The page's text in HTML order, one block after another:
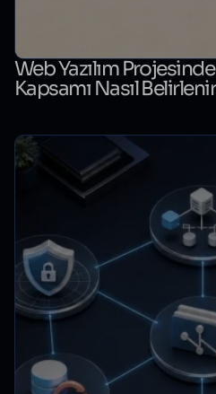
Web Yazılım
Kapsamı Nasıl